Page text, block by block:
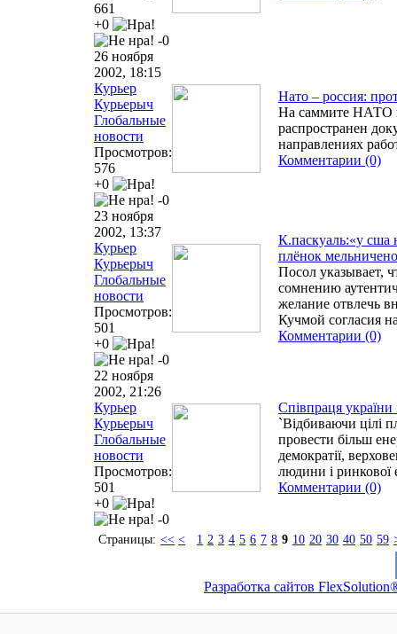
661
+0
-0
26 ноября
2002, 18:15
Курьер
Курьерыч
Глобальные
новости
Просмотров:
576
+0
-0
Нато – россия:
На саммите НАТО
распространен
направлениях
Комментарии (0)
23 ноября
2002, 13:37
Курьер
Курьерыч
Глобальные
новости
Просмотров:
501
+0
-0
К.паскуаль:«у сша
плёнок мельничено
Посол указывает,
сомнению
желание отвлечь
Кучмой согласия
Комментарии (0)
22 ноября
2002, 21:26
Курьер
Курьерыч
Глобальные
новости
Просмотров:
501
+0
-0
Співпраця україни
`Відбиваючи цілі
провести більш
демократії,
людини і ринкової
Комментарии (0)
Страницы: << < 1 2 3 4 5 6 7 8 9 10 20 30 40 50 59
Разработка сайтов